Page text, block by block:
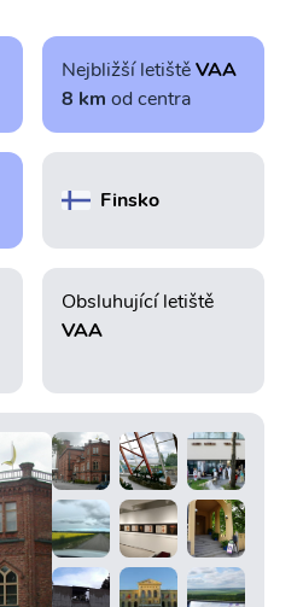
Nejbližší letištěVAA
8 km od centra
Finsko
Obsluhující letiště
VAA